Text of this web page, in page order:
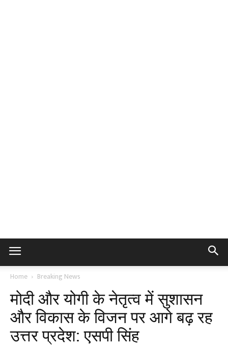
Home Breaking News
मोदी और योगी के नेतृत्व में सुशासन
और विकास के विजन पर आगे बढ़ रह
उत्तर प्रदेश: एसपी सिंह